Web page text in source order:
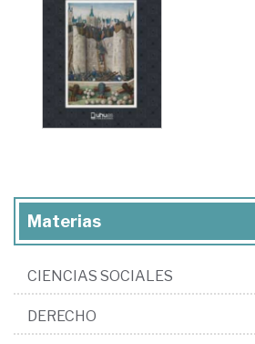
Materias
CIENCIAS SOCIALES
DERECHO